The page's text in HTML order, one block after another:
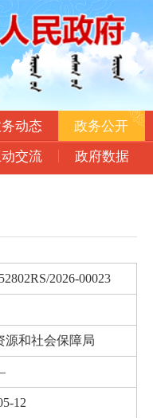
动态 政务公开
交流 政府数据
2026-00023
源和社会保障局
12